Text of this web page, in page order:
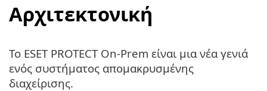
Αρχιτεκτονική
Το ESET PROTECT On-Prem είναι μια νέα γενιά
ενός συστήματος απομακρυσμένης
διαχείρισης.